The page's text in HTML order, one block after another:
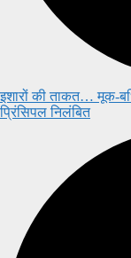
इशारों की ताकत… मूक-
प्रिंसिपल निलंबित